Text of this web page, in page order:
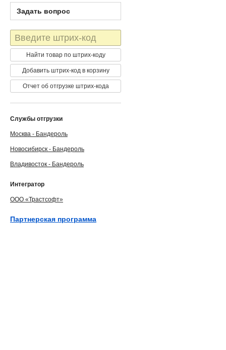
Задать вопрос
Штрих-
код
Найти товар по штрих-коду
Добавить штрих-код в корзину
Отчет об отгрузке штрих-кода
Службы отгрузки
Москва - Бандероль
Новосибирск - Бандероль
Владивосток - Бандероль
Интегратор
ООО «Трастсофт»
Партнерская программа